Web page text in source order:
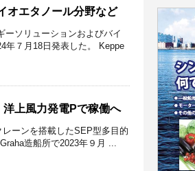
オエタノール分野など
ーソリューションおよびバイ
年７月18日発表した。 Keppe
上風力発電Pで稼働へ
ーンを搭載したSEP型多目的
造船所で2023年９月 ...